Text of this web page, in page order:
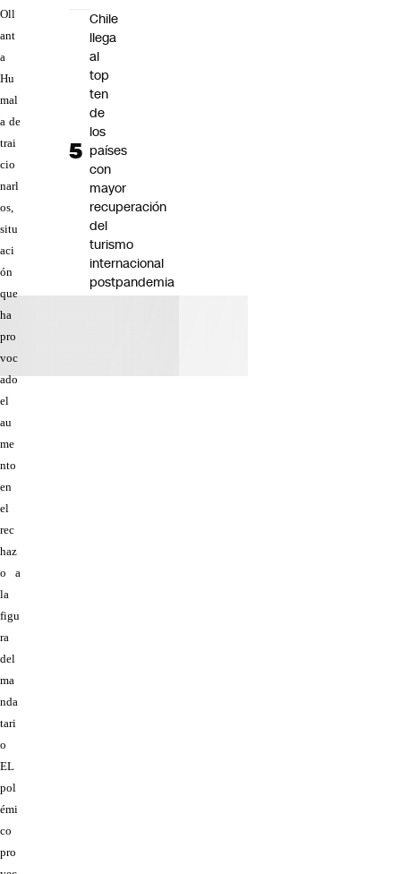
Oll
ant
a
Hu
mal
a de
trai
cio
narl
os,
situ
aci
ón
que
ha
pro
voc
ado
el
au
me
nto
en
el
rec
haz
o a
la
figu
ra
del
ma
nda
tari
o
EL
pol
émi
co
pro
Chile
llega
al
top
ten
de
los
países
con
mayor
recuperación
del
turismo
internacional
postpandemia